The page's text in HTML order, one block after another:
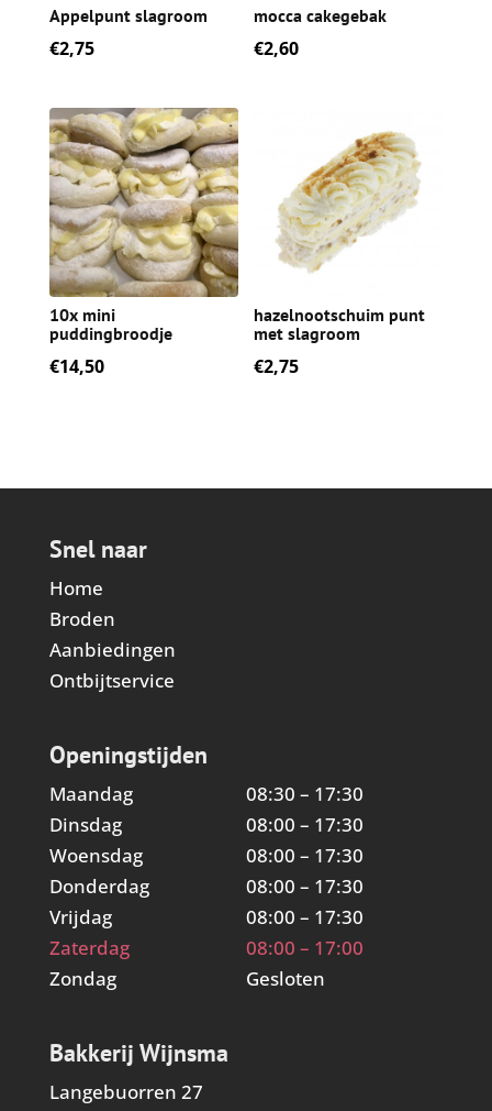
Appelpunt slagroom
€2,75
mocca cakegebak
€2,60
10x mini
puddingbroodje
€14,50
hazelnootschuim punt
met slagroom
€2,75
Snel naar
Home
Broden
Aanbiedingen
Ontbijtservice
Openingstijden
Maandag
08:30 – 17:30
Dinsdag
08:00 – 17:30
Woensdag
08:00 – 17:30
Donderdag
08:00 – 17:30
Vrijdag
08:00 – 17:30
Zaterdag
08:00 – 17:00
Zondag
Gesloten
Bakkerij Wijnsma
Langebuorren 27